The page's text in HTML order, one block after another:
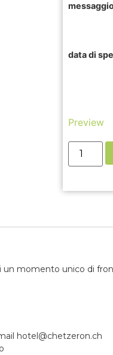
data di
Preview
un momento unico di
hotel@chetzeron.ch